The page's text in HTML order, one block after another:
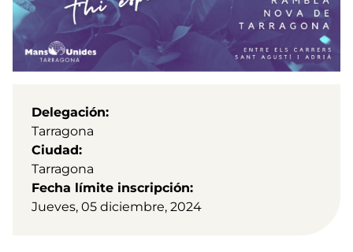
Delegación
Tarragona
Ciudad
Tarragona
Fecha límite inscripción
Jueves, 05 diciembre, 2024